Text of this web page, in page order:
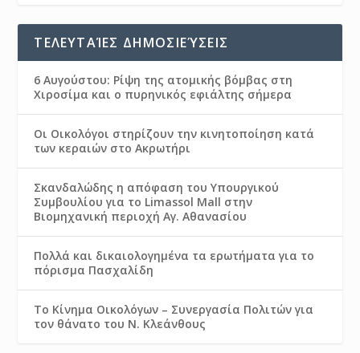
ΤΕΛΕΥΤΑΊΕΣ ΔΗΜΟΣΙΕΎΣΕΙΣ
6 Αυγούστου: Ρίψη της ατομικής βόμβας στη
Χιροσίμα και ο πυρηνικός εφιάλτης σήμερα
Οι Οικολόγοι στηρίζουν την κινητοποίηση κατά
των κεραιών στο Ακρωτήρι
Σκανδαλώδης η απόφαση του Υπουργικού
Συμβουλίου για το Limassol Mall στην
Βιομηχανική περιοχή Αγ. Αθανασίου
Πολλά και δικαιολογημένα τα ερωτήματα για το
πόρισμα Πασχαλίδη
Το Κίνημα Οικολόγων – Συνεργασία Πολιτών για
τον θάνατο του Ν. Κλεάνθους